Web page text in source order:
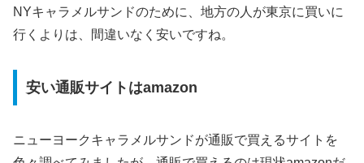
NYキャラメルサンドのために、地方の人が東京に買いに
行くよりは、間違いなく安いですね。
安い通販サイトはamazon
ニューヨークキャラメルサンドが通販で買えるサイトを